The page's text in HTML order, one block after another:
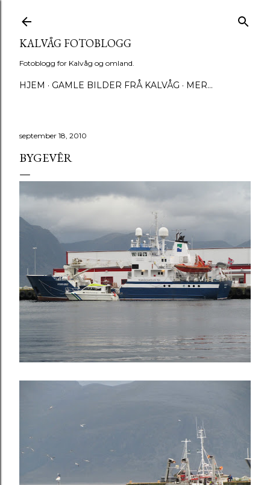
KALVÅG FOTOBLOGG
Fotoblogg for Kalvåg og omland.
HJEM GAMLE BILDER FRÅ KALVÅG MER…
september 18, 2010
BYGEVÊR